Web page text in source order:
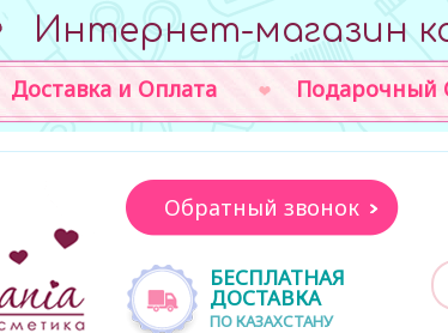
Интернет-магазин
Доставка и Оплата Подарочный
Обратный звонок
БЕСПЛАТНАЯ
ДОСТАВКА
ПО КАЗАХСТАНУ